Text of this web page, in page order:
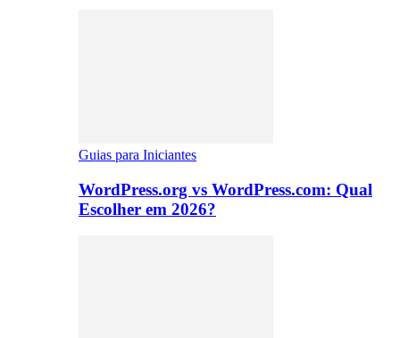
Guias para Iniciantes
WordPress.org vs WordPress.com: Qual
Escolher em 2026?